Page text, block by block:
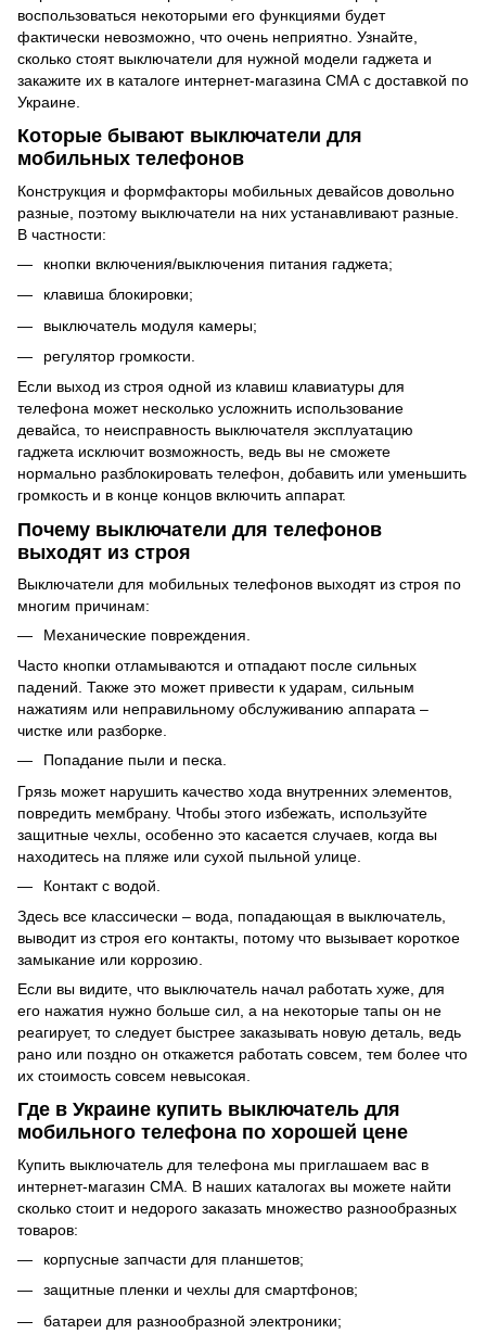
воспользоваться некоторыми его функциями будет
фактически невозможно, что очень неприятно. Узнайте,
сколько стоят выключатели для нужной модели гаджета и
закажите их в каталоге интернет-магазина СМА с доставкой по
Украине.
Которые бывают выключатели для
мобильных телефонов
Конструкция и формфакторы мобильных девайсов довольно
разные, поэтому выключатели на них устанавливают разные.
В частности:
кнопки включения/выключения питания гаджета;
клавиша блокировки;
выключатель модуля камеры;
регулятор громкости.
Если выход из строя одной из клавиш клавиатуры для
телефона может несколько усложнить использование
девайса, то неисправность выключателя эксплуатацию
гаджета исключит возможность, ведь вы не сможете
нормально разблокировать телефон, добавить или уменьшить
громкость и в конце концов включить аппарат.
Почему выключатели для телефонов
выходят из строя
Выключатели для мобильных телефонов выходят из строя по
многим причинам:
Механические повреждения.
Часто кнопки отламываются и отпадают после сильных
падений. Также это может привести к ударам, сильным
нажатиям или неправильному обслуживанию аппарата –
чистке или разборке.
Попадание пыли и песка.
Грязь может нарушить качество хода внутренних элементов,
повредить мембрану. Чтобы этого избежать, используйте
защитные чехлы, особенно это касается случаев, когда вы
находитесь на пляже или сухой пыльной улице.
Контакт с водой.
Здесь все классически – вода, попадающая в выключатель,
выводит из строя его контакты, потому что вызывает короткое
замыкание или коррозию.
Если вы видите, что выключатель начал работать хуже, для
его нажатия нужно больше сил, а на некоторые тапы он не
реагирует, то следует быстрее заказывать новую деталь, ведь
рано или поздно он откажется работать совсем, тем более что
их стоимость совсем невысокая.
Где в Украине купить выключатель для
мобильного телефона по хорошей цене
Купить выключатель для телефона мы приглашаем вас в
интернет-магазин СМА. В наших каталогах вы можете найти
сколько стоит и недорого заказать множество разнообразных
товаров:
корпусные запчасти для планшетов;
защитные пленки и чехлы для смартфонов;
батареи для разнообразной электроники;